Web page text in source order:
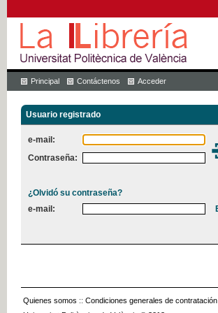
Principal Contáctenos Acceder
Usuario registrado
e-mail:
Contraseña:
¿Olvidó su contraseña?
e-mail:
Quienes somos :: Condiciones generales de contratación